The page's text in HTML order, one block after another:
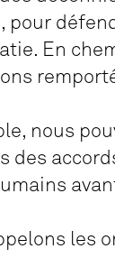
pour
En
nous
des
les